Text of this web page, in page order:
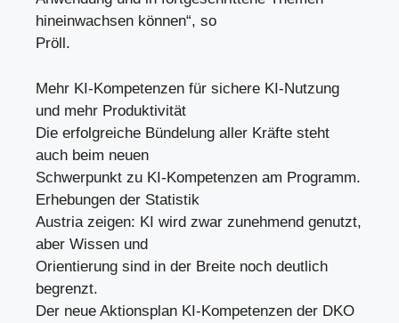
hineinwachsen können“, so
Pröll.
Mehr KI-Kompetenzen für sichere KI-Nutzung
und mehr Produktivität
Die erfolgreiche Bündelung aller Kräfte steht
auch beim neuen
Schwerpunkt zu KI-Kompetenzen am Programm.
Erhebungen der Statistik
Austria zeigen: KI wird zwar zunehmend genutzt,
aber Wissen und
Orientierung sind in der Breite noch deutlich
begrenzt.
Der neue Aktionsplan KI-Kompetenzen der DKO